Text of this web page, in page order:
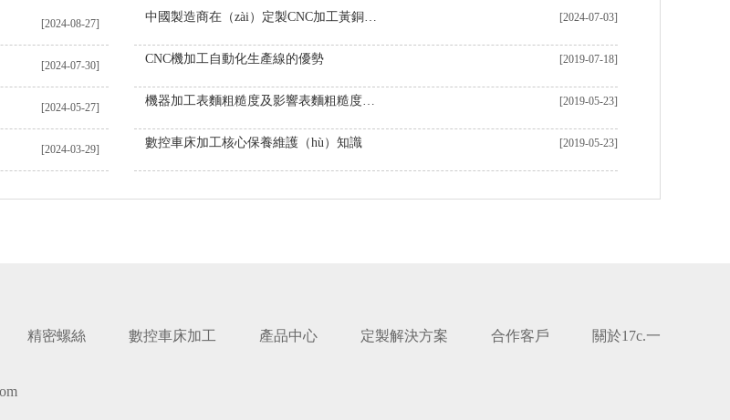
[2024-08-27]
[2024-07-30]
[2024-05-27]
[2024-03-29]
中國製造商在（zài）定製CNC加工黃銅零件領域表現卓越（yuè） [2024-07-03]
CNC機加工自動化生產線的優勢 [2019-07-18]
機器加工表麵粗糙度及影響表麵粗糙度的因素 [2019-05-23]
數控車床加工核心保養維護（hù）知識 [2019-05-23]
精密螺絲 數控車床加工 產品中心 定製解決方案 合作客戶 關於17c.一